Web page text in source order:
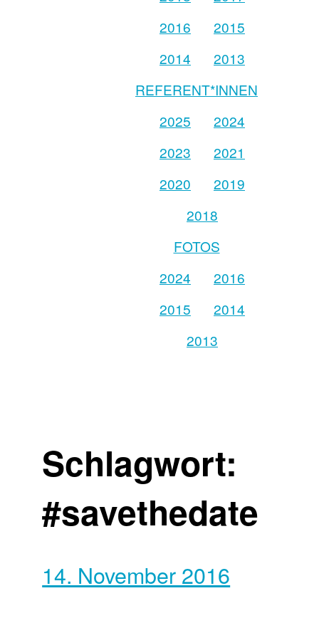
2016
2015
2014
2013
REFERENT*INNEN
2025
2024
2023
2021
2020
2019
2018
FOTOS
2024
2016
2015
2014
2013
Schlagwort:
#savethedate
14. November 2016